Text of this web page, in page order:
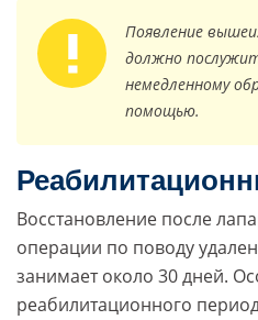
Появление
должно
немедленному
помощью.
Восстановление после
операции по поводу
занимает около 30 дней.
реабилитационного